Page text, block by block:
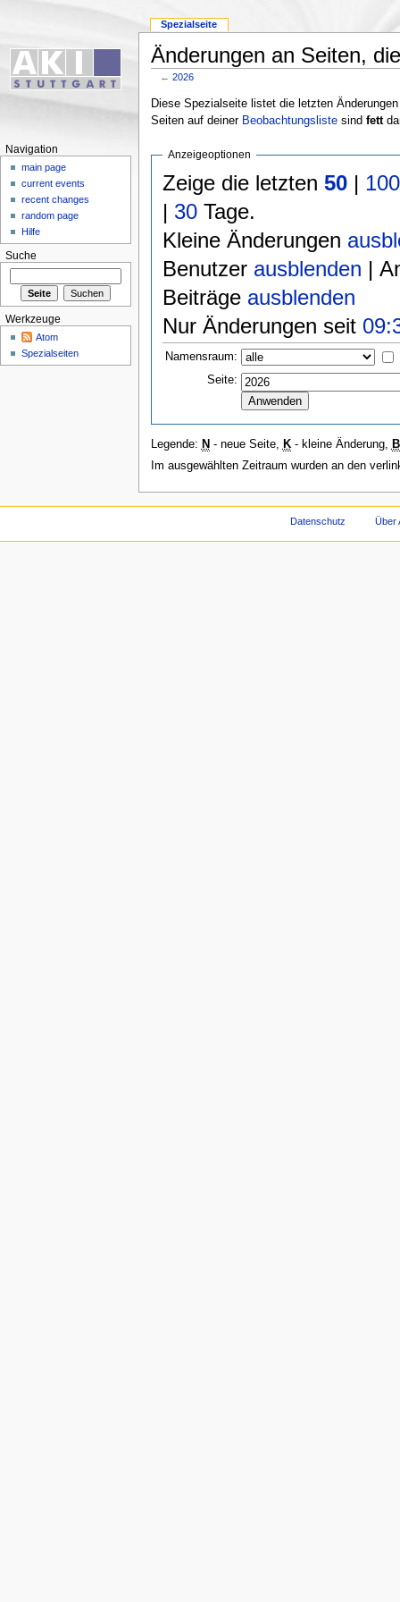
Änderungen an Seiten,
←2026
Diese Spezialseite listet die letzten
Seiten auf deiner Beobachtungslistesind fett
Anzeigeoptionen
Zeige die letzten50 | 100
| 30 Tage.
Kleine Änderungen
Benutzer ausblenden |
Beiträge ausblenden
Nur Änderungen seit
Namensraum:
Seite:
Legende: N - neue Seite, K- kleine Änderung, B
Im ausgewählten Zeitraum wurden an den
Spezialseite
Navigation
main page
current events
recent changes
random page
Hilfe
Suche
Werkzeuge
Atom
Spezialseiten
Datenschutz Über